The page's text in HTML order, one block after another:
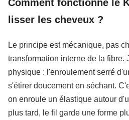
Comment fonctionne le
lisser les cheveux ?
Le principe est mécanique, pas
transformation interne de la fibre.
physique : l'enroulement serré
s'étirer doucement en séchant.
on enroule un élastique autour
plus tard, le fil garde une forme